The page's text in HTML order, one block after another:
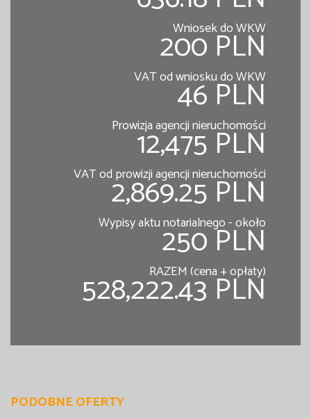
Wniosek do WKW
200 PLN
VAT od wniosku do WKW
46 PLN
Prowizja agencji nieruchomości
12,475 PLN
VAT od prowizji agencji nieruchomości
2,869.25 PLN
Wypisy aktu notarialnego - około
250 PLN
RAZEM (cena + opłaty)
528,222.43 PLN
PODOBNE OFERTY